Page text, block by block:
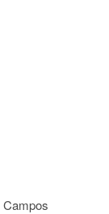
Campos